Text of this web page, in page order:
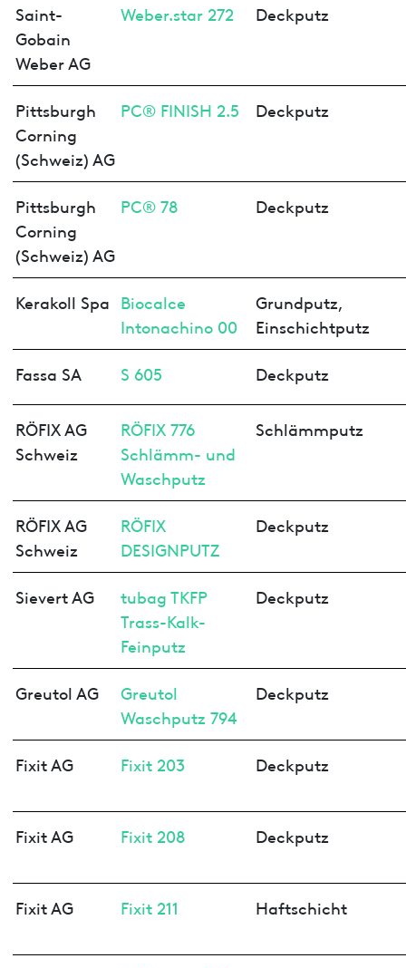
Saint-
Gobain
Weber AG
Weber.star 272 Deckputz
Pittsburgh
Corning
(Schweiz) AG
PC® FINISH 2.5 Deckputz
Pittsburgh
Corning
(Schweiz) AG
PC® 78 Deckputz
Kerakoll Spa Biocalce
Intonachino 00
Grundputz,
Einschichtputz
Fassa SA S 605 Deckputz
RÖFIX AG
Schweiz
RÖFIX 776
Schlämm- und
Waschputz
Schlämmputz
RÖFIX AG
Schweiz
RÖFIX
DESIGNPUTZ
Deckputz
Sievert AG
tubag TKFP
Trass-Kalk-
Feinputz
Deckputz
Greutol AG
Greutol
Waschputz 794
Deckputz
Fixit AG Fixit 203 Deckputz
Fixit AG Fixit 208 Deckputz
Fixit AG Fixit 211 Haftschicht